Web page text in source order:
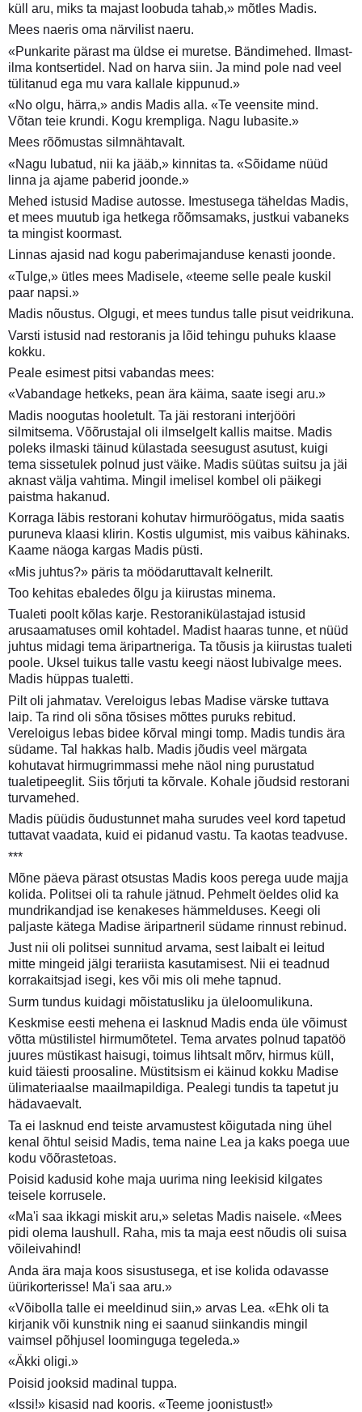
küll aru, miks ta majast loobuda tahab,» mõtles Madis.
Mees naeris oma närvilist naeru.
«Punkarite pärast ma üldse ei muretse. Bändimehed. Ilmast-
ilma kontsertidel. Nad on harva siin. Ja mind pole nad veel
tülitanud ega mu vara kallale kippunud.»
«No olgu, härra,» andis Madis alla. «Te veensite mind.
Võtan teie krundi. Kogu krempliga. Nagu lubasite.»
Mees rõõmustas silmnähtavalt.
«Nagu lubatud, nii ka jääb,» kinnitas ta. «Sõidame nüüd
linna ja ajame paberid joonde.»
Mehed istusid Madise autosse. Imestusega täheldas Madis,
et mees muutub iga hetkega rõõmsamaks, justkui vabaneks
ta mingist koormast.
Linnas ajasid nad kogu paberimajanduse kenasti joonde.
«Tulge,» ütles mees Madisele, «teeme selle peale kuskil
paar napsi.»
Madis nõustus. Olgugi, et mees tundus talle pisut veidrikuna.
Varsti istusid nad restoranis ja lõid tehingu puhuks klaase
kokku.
Peale esimest pitsi vabandas mees:
«Vabandage hetkeks, pean ära käima, saate isegi aru.»
Madis noogutas hooletult. Ta jäi restorani interjööri
silmitsema. Võõrustajal oli ilmselgelt kallis maitse. Madis
poleks ilmaski täinud külastada seesugust asutust, kuigi
tema sissetulek polnud just väike. Madis süütas suitsu ja jäi
aknast välja vahtima. Mingil imelisel kombel oli päikegi
paistma hakanud.
Korraga läbis restorani kohutav hirmuröögatus, mida saatis
puruneva klaasi klirin. Kostis ulgumist, mis vaibus kähinaks.
Kaame näoga kargas Madis püsti.
«Mis juhtus?» päris ta möödaruttavalt kelnerilt.
Too kehitas ebaledes õlgu ja kiirustas minema.
Tualeti poolt kõlas karje. Restoranikülastajad istusid
arusaamatuses omil kohtadel. Madist haaras tunne, et nüüd
juhtus midagi tema äripartneriga. Ta tõusis ja kiirustas tualeti
poole. Uksel tuikus talle vastu keegi näost lubivalge mees.
Madis hüppas tualetti.
Pilt oli jahmatav. Vereloigus lebas Madise värske tuttava
laip. Ta rind oli sõna tõsises mõttes puruks rebitud.
Vereloigus lebas bidee kõrval mingi tomp. Madis tundis ära
südame. Tal hakkas halb. Madis jõudis veel märgata
kohutavat hirmugrimmassi mehe näol ning purustatud
tualetipeeglit. Siis tõrjuti ta kõrvale. Kohale jõudsid restorani
turvamehed.
Madis püüdis õudustunnet maha surudes veel kord tapetud
tuttavat vaadata, kuid ei pidanud vastu. Ta kaotas teadvuse.
***
Mõne päeva pärast otsustas Madis koos perega uude majja
kolida. Politsei oli ta rahule jätnud. Pehmelt öeldes olid ka
mundrikandjad ise kenakeses hämmelduses. Keegi oli
paljaste kätega Madise äripartneril südame rinnust rebinud.
Just nii oli politsei sunnitud arvama, sest laibalt ei leitud
mitte mingeid jälgi terariista kasutamisest. Nii ei teadnud
korrakaitsjad isegi, kes või mis oli mehe tapnud.
Surm tundus kuidagi mõistatusliku ja üleloomulikuna.
Keskmise eesti mehena ei lasknud Madis enda üle võimust
võtta müstilistel hirmumõtetel. Tema arvates polnud tapatöö
juures müstikast haisugi, toimus lihtsalt mõrv, hirmus küll,
kuid täiesti proosaline. Müstitsism ei käinud kokku Madise
ülimateriaalse maailmapildiga. Pealegi tundis ta tapetut ju
hädavaevalt.
Ta ei lasknud end teiste arvamustest kõigutada ning ühel
kenal õhtul seisid Madis, tema naine Lea ja kaks poega uue
kodu võõrastetoas.
Poisid kadusid kohe maja uurima ning leekisid kilgates
teisele korrusele.
«Ma'i saa ikkagi miskit aru,» seletas Madis naisele. «Mees
pidi olema laushull. Raha, mis ta maja eest nõudis oli suisa
võileivahind!
Anda ära maja koos sisustusega, et ise kolida odavasse
üürikorterisse! Ma'i saa aru.»
«Võibolla talle ei meeldinud siin,» arvas Lea. «Ehk oli ta
kirjanik või kunstnik ning ei saanud siinkandis mingil
vaimsel põhjusel loominguga tegeleda.»
«Äkki oligi.»
Poisid jooksid madinal tuppa.
«Issi!» kisasid nad kooris. «Teeme joonistust!»